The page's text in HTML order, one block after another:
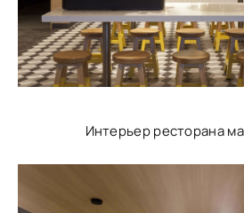
Интерьер ресторана